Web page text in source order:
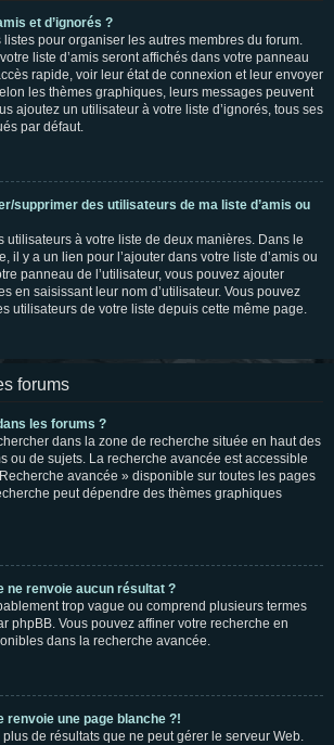
et d’ignorés ?
pour organiser les autres membres du forum.
liste d’amis seront affichés dans votre panneau
rapide, voir leur état de connexion et leur envoyer
les thèmes graphiques, leurs messages peuvent
ajoutez un utilisateur à votre liste d’ignorés, tous ses
par défaut.
supprimer des utilisateurs de ma liste d’amis ou
utilisateurs à votre liste de deux manières. Dans le
il y a un lien pour l’ajouter dans votre liste d’amis ou
panneau de l’utilisateur, vous pouvez ajouter
en saisissant leur nom d’utilisateur. Vous pouvez
utilisateurs de votre liste depuis cette même page.
forums
les forums ?
dans la zone de recherche située en haut des
ou de sujets. La recherche avancée est accessible
avancée » disponible sur toutes les pages
peut dépendre des thèmes graphiques
ne renvoie aucun résultat ?
trop vague ou comprend plusieurs termes
phpBB. Vous pouvez affiner votre recherche en
dans la recherche avancée.
renvoie une page blanche ?!
de résultats que ne peut gérer le serveur Web.